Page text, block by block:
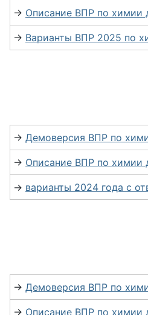
→ Описание ВПР по химии
→ Варианты ВПР 2025 по
→ Демоверсия ВПР по
→ Описание ВПР по химии
→ варианты 2024 года с
→ Демоверсия ВПР по
→ Описание ВПР по химии